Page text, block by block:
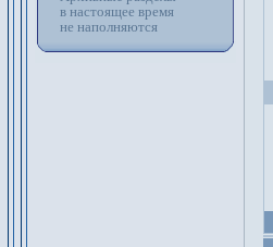
в настоящее время
не наполняются